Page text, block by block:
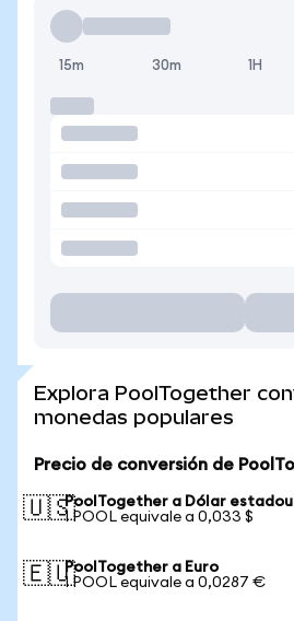
15m 30m 1H
Explora PoolTogether
monedas populares
Precio de conversión de
🇺🇸PoolTogether a Dólar
1 POOL equivale a 0,033 $
🇪🇺PoolTogether a Euro
1 POOL equivale a 0,0287 €